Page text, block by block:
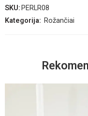
SKU: PERLR08
Kategorija: Rožančiai